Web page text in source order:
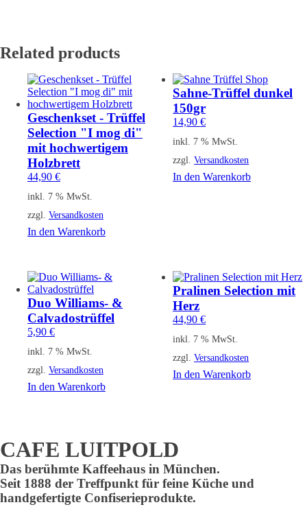
Related products
Geschenkset - Trüffel
Selection "I mog di"
mit hochwertigem
Holzbrett
44,90 €
inkl. 7 % MwSt.
zzgl. Versandkosten
In den Warenkorb
Sahne-Trüffel dunkel
150gr
14,90€
inkl. 7 % MwSt.
zzgl.Versandkosten
In den Warenkorb
Duo Williams- &
Calvadostrüffel
5,90 €
inkl. 7 % MwSt.
zzgl. Versandkosten
In den Warenkorb
Pralinen Selection mit
Herz
44,90€
inkl. 7 % MwSt.
zzgl.Versandkosten
In den Warenkorb
CAFE LUITPOLD
Das berühmte Kaffeehaus in München.
Seit 1888 der Treffpunkt für feine Küche und
handgefertigte Confiserieprodukte.